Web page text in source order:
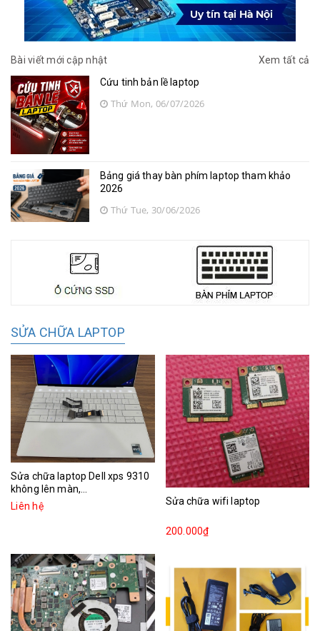
Bài viết mới cập nhật
Xem tất cả
Cứu tinh bản lề laptop
Thứ Mon, 06/07/2026
Bảng giá thay bàn phím laptop tham khảo
2026
Thứ Tue, 30/06/2026
SỬA CHỮA LAPTOP
Sửa chữa laptop Dell xps 9310
không lên màn,...
Liên hệ
Sửa chữa wifi laptop
200.000₫